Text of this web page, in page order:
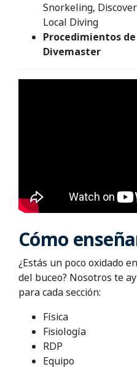
Snorkeling,
Local Diving
Procedimientos
Divemaster
Cómo
¿Estás un poco oxidado
del buceo? Nosotros te
para cada sección:
Física
Fisiología
RDP
Equipo